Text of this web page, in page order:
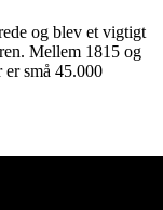
og blev et vigtigt
Mellem 1815 og
er små 45.000